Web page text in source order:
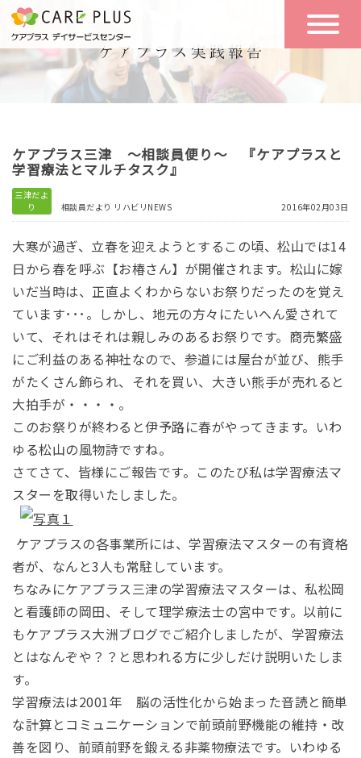
こんな方に
おすすめ
一日の流れ
一日体験
空き状況
実践報告
リクルート
お問い合わせ
ケアプラス三津 ～相談員便り～ 『ケアプラスと
学習療法とマルチタスク』
三津だよ
り
相談員だより リハビリNEWS 2016年02月03日
大寒が過ぎ、立春を迎えようとするこの頃、松山では14
日から春を呼ぶ【お椿さん】が開催されます。松山に嫁
いだ当時は、正直よくわからないお祭りだったのを覚え
ています･･･。しかし、地元の方々にたいへん愛されて
いて、それはそれは親しみのあるお祭りです。商売繁盛
にご利益のある神社なので、参道には屋台が並び、熊手
がたくさん飾られ、それを買い、大きい熊手が売れると
大拍手が・・・・。
このお祭りが終わると伊予路に春がやってきます。いわ
ゆる松山の風物詩ですね。
さてさて、皆様にご報告です。このたび私は学習療法マ
スターを取得いたしました。
ケアプラスの各事業所には、学習療法マスターの有資格
者が、なんと3人も常駐しています。
ちなみにケアプラス三津の学習療法マスターは、私松岡
と看護師の岡田、そして理学療法士の宮中です。以前に
もケアプラス大洲ブログでご紹介しましたが、学習療法
とはなんぞや？？と思われる方に少しだけ説明いたしま
す。
学習療法は2001年 脳の活性化から始まった音読と簡単
な計算とコミュニケーションで前頭前野機能の維持・改
善を図り、前頭前野を鍛える非薬物療法です。いわゆる